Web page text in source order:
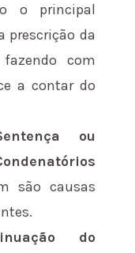
o principal
prescrição da
com
a contar do
ou
são causas
do